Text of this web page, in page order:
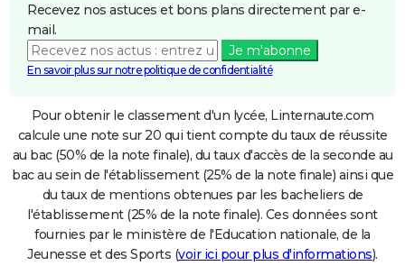
Recevez nos astuces et bons plans directement par e-
mail.
Je m'abonne
En savoir plus sur notre politique de confidentialité
Pour obtenir le classement d'un lycée, Linternaute.com
calcule une note sur 20 qui tient compte du taux de réussite
au bac (50% de la note finale), du taux d'accès de la seconde au
bac au sein de l'établissement (25% de la note finale) ainsi que
du taux de mentions obtenues par les bacheliers de
l'établissement (25% de la note finale). Ces données sont
fournies par le ministère de l'Education nationale, de la
Jeunesse et des Sports (voir ici pour plus d'informations).